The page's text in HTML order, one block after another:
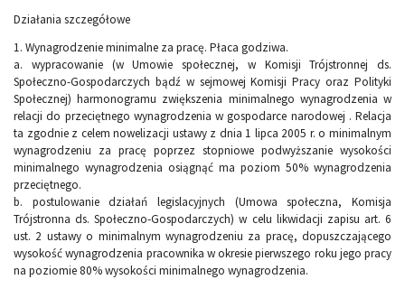
Działania szczegółowe
1. Wynagrodzenie minimalne za pracę. Płaca godziwa.
a. wypracowanie (w Umowie społecznej, w Komisji Trójstronnej ds.
Społeczno-Gospodarczych bądź w sejmowej Komisji Pracy oraz Polityki
Społecznej) harmonogramu zwiększenia minimalnego wynagrodzenia w
relacji do przeciętnego wynagrodzenia w gospodarce narodowej . Relacja
ta zgodnie z celem nowelizacji ustawy z dnia 1 lipca 2005 r. o minimalnym
wynagrodzeniu za pracę poprzez stopniowe podwyższanie wysokości
minimalnego wynagrodzenia osiągnąć ma poziom 50% wynagrodzenia
przeciętnego.
b. postulowanie działań legislacyjnych (Umowa społeczna, Komisja
Trójstronna ds. Społeczno-Gospodarczych) w celu likwidacji zapisu art. 6
ust. 2 ustawy o minimalnym wynagrodzeniu za pracę, dopuszczającego
wysokość wynagrodzenia pracownika w okresie pierwszego roku jego pracy
na poziomie 80% wysokości minimalnego wynagrodzenia.